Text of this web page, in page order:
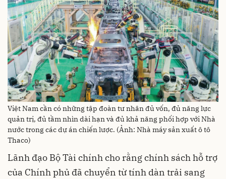
Việt Nam cần có những tập đoàn tư nhân đủ vốn, đủ năng lực
quản trị, đủ tầm nhìn dài hạn và đủ khả năng phối hợp với Nhà
nước trong các dự án chiến lược. (Ảnh: Nhà máy sản xuất ô tô
Thaco)
Lãnh đạo Bộ Tài chính cho rằng chính sách hỗ trợ
của Chính phủ đã chuyển từ tính dàn trải sang